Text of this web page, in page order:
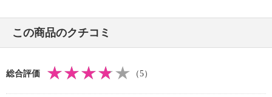
この商品のクチコミ
総合評価 （5）